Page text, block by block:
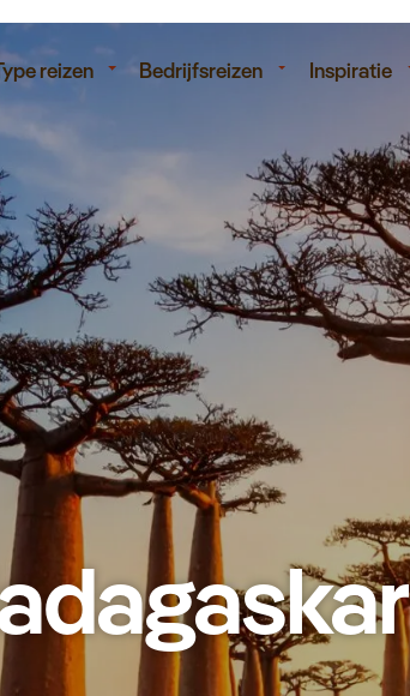
reizen Bedrijfsreizen Inspiratie